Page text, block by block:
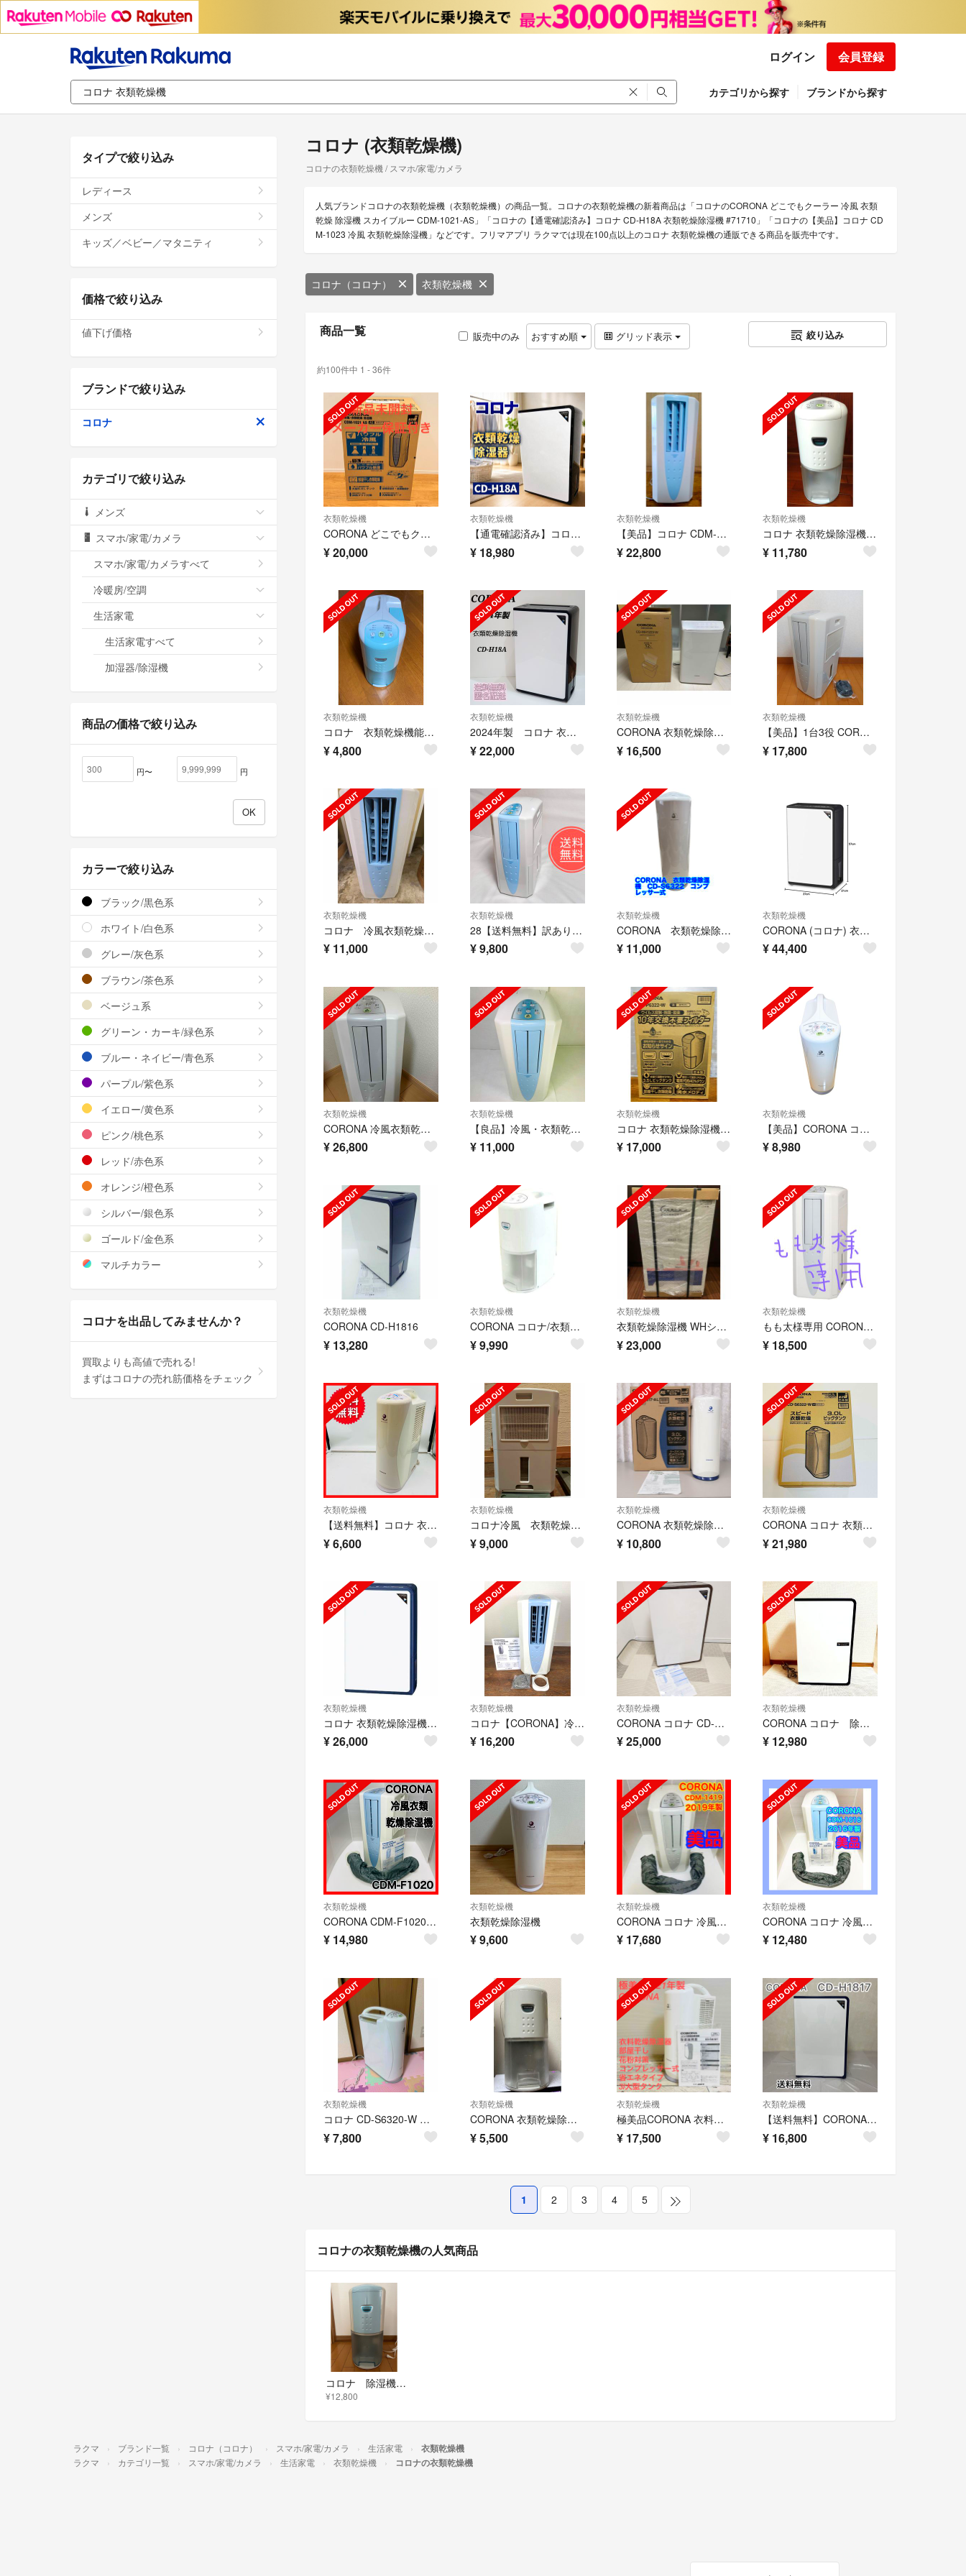
ログイン 会員登録
カテゴリから探す ブランドから探す
コロナ (衣類乾燥機)
コロナの衣類乾燥機 / スマホ/家電/カメラ
人気ブランドコロナの衣類乾燥機（衣類乾燥機）の商品一覧。コロナの衣類乾燥機の新着商品は「コロナのCORONA どこでもクーラー 冷風 衣類
乾燥 除湿機 スカイブルー CDM-1021-AS」「コロナの【通電確認済み】コロナ CD-H18A 衣類乾燥除湿機 #71710」「コロナの【美品】コロナ CD
M-1023 冷風 衣類乾燥除湿機」などです。フリマアプリ ラクマでは現在100点以上のコロナ 衣類乾燥機の通販できる商品を販売中です。
コロナ（コロナ） 衣類乾燥機
商品一覧 販売中のみ おすすめ順 グリッド表示 絞り込み
約100件中 1 - 36件
衣類乾燥機
CORONA どこでもクーラー 冷風 衣類乾燥 除湿機 スカイブルー CDM-1021-AS
¥20,000
衣類乾燥機
【通電確認済み】コロナ CD-H18A 衣類乾燥除湿機 #71710
¥ 18,980
衣類乾燥機
【美品】コロナ CDM-1023 冷風 衣類乾燥除湿機
¥22,800
衣類乾燥機
コロナ 衣類乾燥除湿機 送風 機能付き CD-P6319
¥ 11,780
衣類乾燥機
コロナ 衣類乾燥機能付き除湿機
¥4,800
衣類乾燥機
2024年製 コロナ 衣類乾燥除湿機 CD-H18A コンプレッサー式
¥22,000
衣類乾燥機
CORONA 衣類乾燥除湿機 CD-HW1223-W
¥ 16,500
衣類乾燥機
【美品】1台3役 CORONA どこでもクーラー 冷風・衣類乾燥除湿機
¥ 17,800
衣類乾燥機
コロナ 冷風衣類乾燥機 CDM-1021 2021年製 CORONA
¥ 11,000
衣類乾燥機
28【送料無料】訳あり格安★コロナ★冷風・衣類乾燥除湿機★CDM-10A2
¥9,800
衣類乾燥機
CORONA 衣類乾燥除湿機 CD-S6322 コンプレッサー式 2022年製
¥ 11,000
衣類乾燥機
CORONA (コロナ) 衣類乾燥除湿機
¥44,400
衣類乾燥機
CORONA 冷風衣類乾燥除湿機 どこでもクーラー CDM-1423(W)
¥26,800
衣類乾燥機
【良品】冷風・衣類乾燥除湿機CDM-1019／コロナ 2019年製
¥ 11,000
衣類乾燥機
コロナ 衣類乾燥除湿機 CD-P6322-W
¥ 17,000
衣類乾燥機
【美品】CORONA コロナ 衣類乾燥除湿機 CD-S6318 コンプレッサー式
¥8,980
衣類乾燥機
CORONA CD-H1816
¥ 13,280
衣類乾燥機
CORONA コロナ/衣類乾燥除湿機/CD-PD6321/7140129/Bランク/71【中古】
¥9,990
衣類乾燥機
衣類乾燥除湿機 WHシリーズ クリスタルホワイト
¥23,000
衣類乾燥機
もも太様専用 CORONACDM-1422冷風・衣類乾燥除湿機
¥ 18,500
衣類乾燥機
【送料無料】コロナ 衣類乾燥除湿機 CD-S6316
¥6,600
衣類乾燥機
コロナ冷風 衣類乾燥除湿機
¥9,000
衣類乾燥機
CORONA 衣類乾燥除湿機 CD-KS6317
¥ 10,800
衣類乾燥機
CORONA コロナ 衣類乾燥除湿機 CD-S6322-W コンプレッサー方式
¥21,980
衣類乾燥機
コロナ 衣類乾燥除湿機 CD-H1022-AE エレガントブルー
¥26,000
衣類乾燥機
コロナ【CORONA】冷風衣類乾燥除湿機 どこでもクーラー CDM-F1019
¥ 16,200
衣類乾燥機
CORONA コロナ CD-H1820 白and ブラウン 衣類乾燥除湿機
¥25,000
衣類乾燥機
CORONA コロナ 除湿機 衣料乾燥機 CD-H1016
¥ 12,980
衣類乾燥機
CORONA CDM-F1020 2020年製 冷風衣類乾燥除湿機
¥ 14,980
衣類乾燥機
衣類乾燥除湿機
¥9,600
衣類乾燥機
CORONA コロナ 冷風・衣類乾燥除湿機「どこでもクーラー」CDM-1419
¥ 17,680
衣類乾燥機
CORONA コロナ 冷風・衣類乾燥除湿機「どこでもクーラー」CDM-1016
¥ 12,480
衣類乾燥機
コロナ CD-S6320-W 衣類乾燥除湿機 コンプレッサー式 Sシリーズ
¥7,800
衣類乾燥機
CORONA 衣類乾燥除湿機
¥5,500
衣類乾燥機
極美品CORONA 衣料乾燥除湿器 21年製 CD-S6321 コンプレッサー式
¥ 17,500
衣類乾燥機
【送料無料】CORONA コロナ 衣類乾燥除湿機 CD-H1817
¥ 16,800
1 2 3 4 5
コロナの衣類乾燥機の人気商品
コロナ 除湿機 CORONA CD-P6315(AS)
¥12,800
タイプで絞り込み
レディース
メンズ
キッズ／ベビー／マタニティ
価格で絞り込み
値下げ価格
ブランドで絞り込み
コロナ
カテゴリで絞り込み
メンズ
スマホ/家電/カメラ
スマホ/家電/カメラすべて
冷暖房/空調
生活家電
生活家電すべて
加湿器/除湿機
商品の価格で絞り込み
円〜 円
カラーで絞り込み
ブラック/黒色系
ホワイト/白色系
グレー/灰色系
ブラウン/茶色系
ベージュ系
グリーン・カーキ/緑色系
ブルー・ネイビー/青色系
パープル/紫色系
イエロー/黄色系
ピンク/桃色系
レッド/赤色系
オレンジ/橙色系
シルバー/銀色系
ゴールド/金色系
マルチカラー
コロナを出品してみませんか？
買取よりも高値で売れる!
まずはコロナの売れ筋価格をチェック
ラクマ ブランド一覧 コロナ（コロナ） スマホ/家電/カメラ 生活家電 衣類乾燥機
ラクマ カテゴリ一覧 スマホ/家電/カメラ 生活家電 衣類乾燥機 コロナの衣類乾燥機